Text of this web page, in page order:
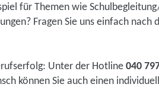
für Themen wie
Fragen Sie uns einfach
Unter der Hotline 040
können Sie auch einen